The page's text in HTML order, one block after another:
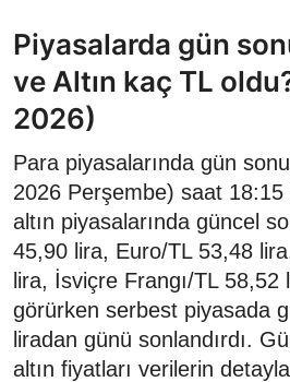
Piyasalarda gün
ve Altın kaç TL
2026)
Para piyasalarında gün
2026 Perşembe) saat 18:15
altın piyasalarında güncel
45,90 lira, Euro/TL 53,48
lira, İsviçre Frangı/TL 58,52
görürken serbest piyasada
liradan günü sonlandırdı.
altın fiyatları verilerin